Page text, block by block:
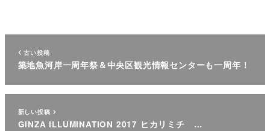
古い投稿
築地魚河岸一周年祭＆中央区観光情報センターも一周年！
新しい投稿
GINZA ILLUMINATION 2017 ヒカリミチ …